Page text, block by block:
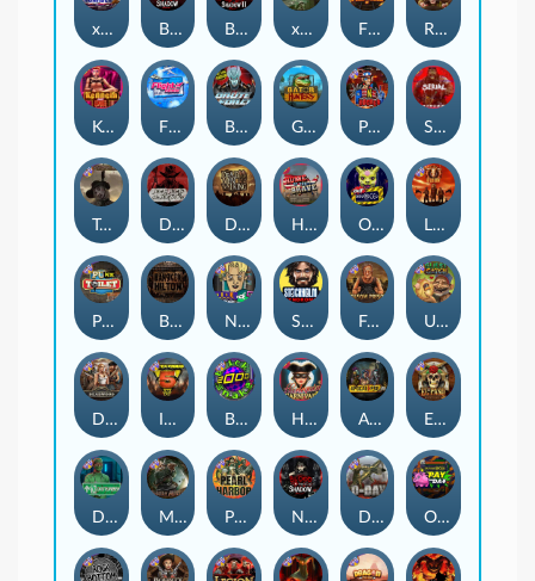
Nexus Blood & Shadow
Dead, Dead, or Deader Dead Men Walking
Brute Force
Home of the Brave
Blood & Shadow Blood & Shadow 2
Stockholm Syndrome
Apocalypse Super xNudge
Outsourced
Punk Rocker 2
Bangkok Hilton
Gator Hunters
Kenneth Must Die
Tombstone RIP
Outsourced: Payday
Fire In The Hole xBomb
Folsom Prison
Road Rage
xWays Hoarder 2
Nine To Five
El Pasa Gunfight xNudge
Brick Snake 2000
Flight Mode
Little Bighorn
Serial
Punk Toilet
Deadwood xNudge
Disturbed Pearl Harbor
Infectious 5 xWays Harlequin Carnival
Misery Mining
xWays Hoarder xSplit
D Day
Ugliest Catch